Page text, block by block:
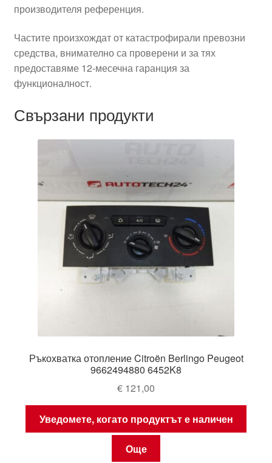
производителя референция.
Частите произхождат от катастрофирали превозни
средства, внимателно са проверени и за тях
предоставяме 12-месечна гаранция за
функционалност.
Свързани продукти
Ръкохватка отопление Citroën Berlingo Peugeot
9662494880 6452K8
€ 121,00
Уведомете, когато продуктът е наличен
Още